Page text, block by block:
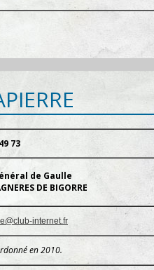
73
de Gaulle
DE BIGORRE
internet.fr
en 2010.